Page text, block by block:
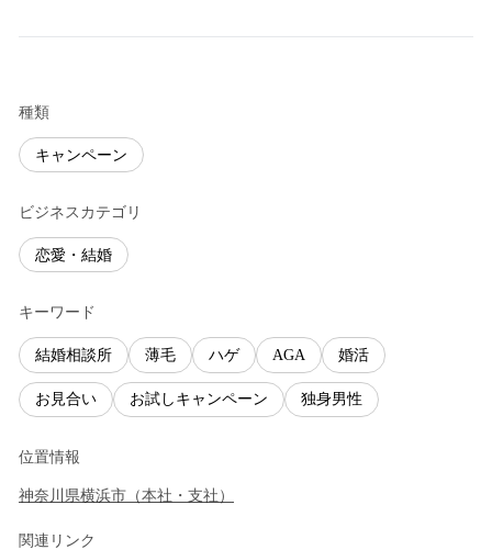
種類
キャンペーン
ビジネスカテゴリ
恋愛・結婚
キーワード
結婚相談所 薄毛 ハゲ AGA 婚活
お見合い お試しキャンペーン 独身男性
位置情報
神奈川県横浜市 （本社・支社 ）
関連リンク